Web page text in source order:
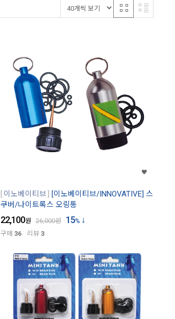
이노베이티브
[이노베이티브/INNOVATIVE] 스
쿠버/나이트록스 오링통
22,100원 26,000원 15%
구매 36 리뷰 3